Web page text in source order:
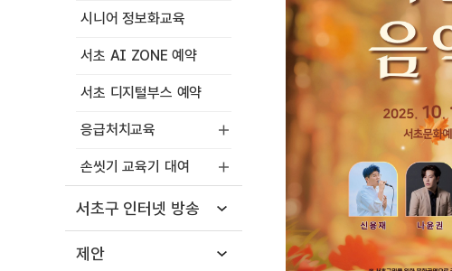
시니어 정보화교육
서초 AI ZONE 예약
서초 디지털부스 예약
응급처치교육
손씻기 교육기 대여
서초구 인터넷 방송
제안